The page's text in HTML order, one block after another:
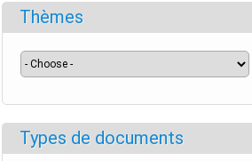
Thèmes
Types de documents